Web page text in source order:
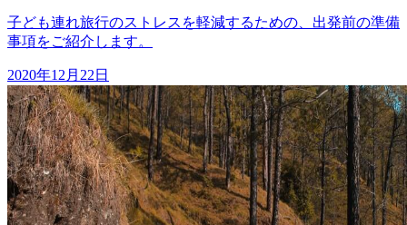
子ども連れ旅行のストレスを軽減するための、出発前の準備
事項をご紹介します。
2020年12月22日